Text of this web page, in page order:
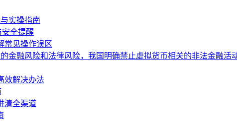
实操指南
全提醒
常见操作误区
金融风险和法律风险，我国明确禁止虚拟货币相关的非法金融
效解决办法
清全渠道